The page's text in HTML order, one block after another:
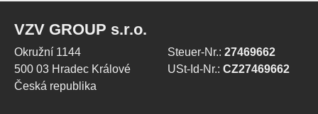
VZV GROUP s.r.o.
Okružní 1144
500 03 Hradec Králové
Česká republika
Steuer-Nr.: 27469662
USt-Id-Nr.: CZ27469662